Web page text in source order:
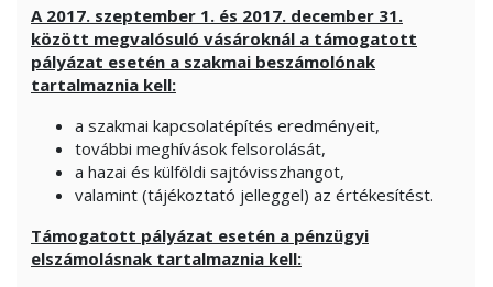
A 2017. szeptember 1. és 2017. december 31.
között megvalósuló vásároknál a támogatott
pályázat esetén a szakmai beszámolónak
tartalmaznia kell:
a szakmai kapcsolatépítés eredményeit,
további meghívások felsorolását,
a hazai és külföldi sajtóvisszhangot,
valamint (tájékoztató jelleggel) az értékesítést.
Támogatott pályázat esetén a pénzügyi
elszámolásnak tartalmaznia kell: